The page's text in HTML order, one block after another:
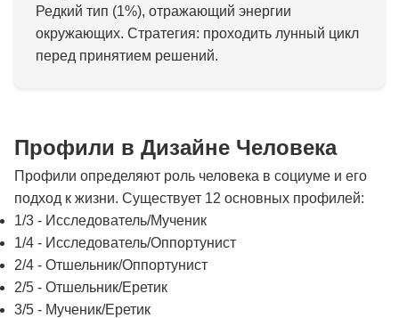
Редкий тип (1%), отражающий энергии
окружающих. Стратегия: проходить лунный цикл
перед принятием решений.
Профили в Дизайне Человека
Профили определяют роль человека в социуме и его
подход к жизни. Существует 12 основных профилей:
1/3 - Исследователь/Мученик
1/4 - Исследователь/Оппортунист
2/4 - Отшельник/Оппортунист
2/5 - Отшельник/Еретик
3/5 - Мученик/Еретик